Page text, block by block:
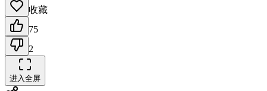
收藏
75
2
进入全屏